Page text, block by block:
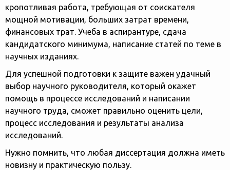
кропотливая работа, требующая от соискателя
мощной мотивации, больших затрат времени,
финансовых трат. Учеба в аспирантуре, сдача
кандидатского минимума, написание статей по теме в
научных изданиях.
Для успешной подготовки к защите важен удачный
выбор научного руководителя, который окажет
помощь в процессе исследований и написании
научного труда, сможет правильно оценить цели,
процесс исследования и результаты анализа
исследований.
Нужно помнить, что любая диссертация должна иметь
новизну и практическую пользу.